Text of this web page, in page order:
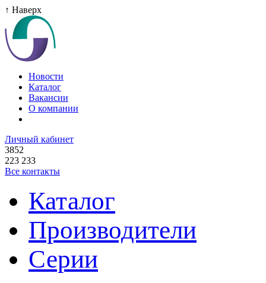
↑ Наверх
Новости
Каталог
Вакансии
О компании
Личный кабинет
3852
223 233
Все контакты
Каталог
Производители
Серии